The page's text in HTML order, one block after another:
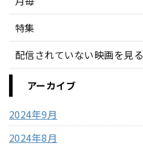
特集
配信されていない映画を見る
アーカイブ
2024年9月
2024年8月